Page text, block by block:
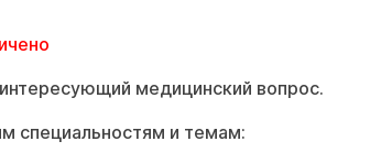
медицинский вопрос.
специальностям и темам: